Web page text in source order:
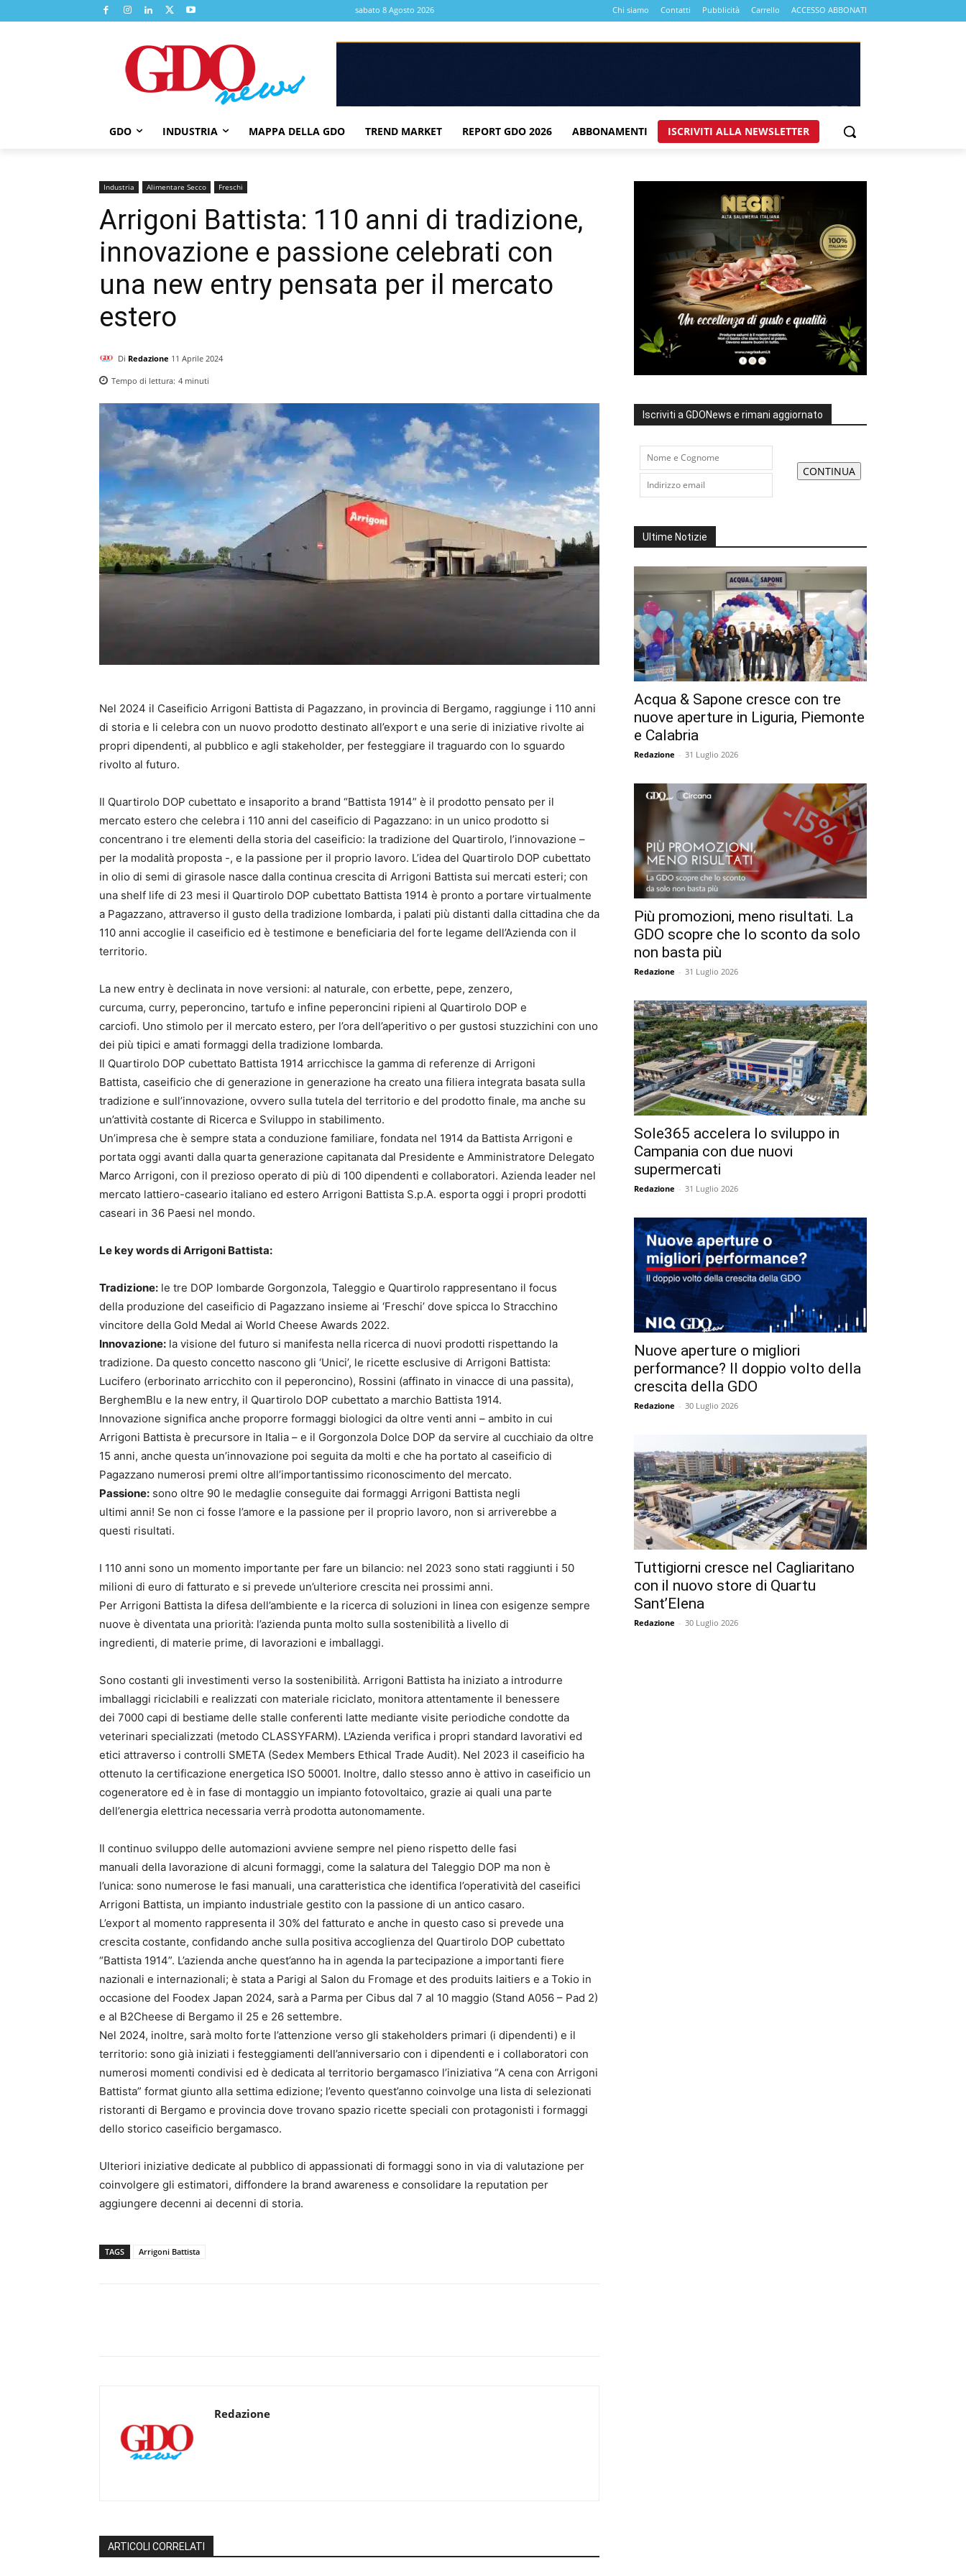
sabato 8 Agosto 2026 Chi siamo Contatti Pubblicità Carrello ACCESSO ABBONATI
GDO INDUSTRIA MAPPA DELLA GDO TREND MARKET REPORT GDO 2026 ABBONAMENTI ISCRIVITI ALLA NEWSLETTER
Industria Alimentare Secco Freschi
Arrigoni Battista: 110 anni di tradizione,
innovazione e passione celebrati con
una new entry pensata per il mercato
estero
Di Redazione 11 Aprile 2024
Tempo di lettura: 4 minuti
Nel 2024 il Caseificio Arrigoni Battista di Pagazzano, in provincia di Bergamo, raggiunge i 110 anni
di storia e li celebra con un nuovo prodotto destinato all’export e una serie di iniziative rivolte ai
propri dipendenti, al pubblico e agli stakeholder, per festeggiare il traguardo con lo sguardo
rivolto al futuro.
Il Quartirolo DOP cubettato e insaporito a brand “Battista 1914” è il prodotto pensato per il
mercato estero che celebra i 110 anni del caseificio di Pagazzano: in un unico prodotto si
concentrano i tre elementi della storia del caseificio: la tradizione del Quartirolo, l’innovazione –
per la modalità proposta -, e la passione per il proprio lavoro. L’idea del Quartirolo DOP cubettato
in olio di semi di girasole nasce dalla continua crescita di Arrigoni Battista sui mercati esteri; con
una shelf life di 23 mesi il Quartirolo DOP cubettato Battista 1914 è pronto a portare virtualmente
a Pagazzano, attraverso il gusto della tradizione lombarda, i palati più distanti dalla cittadina che da
110 anni accoglie il caseificio ed è testimone e beneficiaria del forte legame dell’Azienda con il
territorio.
La new entry è declinata in nove versioni: al naturale, con erbette, pepe, zenzero,
curcuma, curry, peperoncino, tartufo e infine peperoncini ripieni al Quartirolo DOP e
carciofi. Uno stimolo per il mercato estero, per l’ora dell’aperitivo o per gustosi stuzzichini con uno
dei più tipici e amati formaggi della tradizione lombarda.
Il Quartirolo DOP cubettato Battista 1914 arricchisce la gamma di referenze di Arrigoni
Battista, caseificio che di generazione in generazione ha creato una filiera integrata basata sulla
tradizione e sull’innovazione, ovvero sulla tutela del territorio e del prodotto finale, ma anche su
un’attività costante di Ricerca e Sviluppo in stabilimento.
Un’impresa che è sempre stata a conduzione familiare, fondata nel 1914 da Battista Arrigoni e
portata oggi avanti dalla quarta generazione capitanata dal Presidente e Amministratore Delegato
Marco Arrigoni, con il prezioso operato di più di 100 dipendenti e collaboratori. Azienda leader nel
mercato lattiero-caseario italiano ed estero Arrigoni Battista S.p.A. esporta oggi i propri prodotti
caseari in 36 Paesi nel mondo.
Le key words di Arrigoni Battista:
Tradizione: le tre DOP lombarde Gorgonzola, Taleggio e Quartirolo rappresentano il focus
della produzione del caseificio di Pagazzano insieme ai ‘Freschi’ dove spicca lo Stracchino
vincitore della Gold Medal ai World Cheese Awards 2022.
Innovazione: la visione del futuro si manifesta nella ricerca di nuovi prodotti rispettando la
tradizione. Da questo concetto nascono gli ‘Unici’, le ricette esclusive di Arrigoni Battista:
Lucifero (erborinato arricchito con il peperoncino), Rossini (affinato in vinacce di una passita),
BerghemBlu e la new entry, il Quartirolo DOP cubettato a marchio Battista 1914.
Innovazione significa anche proporre formaggi biologici da oltre venti anni – ambito in cui
Arrigoni Battista è precursore in Italia – e il Gorgonzola Dolce DOP da servire al cucchiaio da oltre
15 anni, anche questa un’innovazione poi seguita da molti e che ha portato al caseificio di
Pagazzano numerosi premi oltre all’importantissimo riconoscimento del mercato.
Passione: sono oltre 90 le medaglie conseguite dai formaggi Arrigoni Battista negli
ultimi anni! Se non ci fosse l’amore e la passione per il proprio lavoro, non si arriverebbe a
questi risultati.
I 110 anni sono un momento importante per fare un bilancio: nel 2023 sono stati raggiunti i 50
milioni di euro di fatturato e si prevede un’ulteriore crescita nei prossimi anni.
Per Arrigoni Battista la difesa dell’ambiente e la ricerca di soluzioni in linea con esigenze sempre
nuove è diventata una priorità: l’azienda punta molto sulla sostenibilità a livello di
ingredienti, di materie prime, di lavorazioni e imballaggi.
Sono costanti gli investimenti verso la sostenibilità. Arrigoni Battista ha iniziato a introdurre
imballaggi riciclabili e realizzati con materiale riciclato, monitora attentamente il benessere
dei 7000 capi di bestiame delle stalle conferenti latte mediante visite periodiche condotte da
veterinari specializzati (metodo CLASSYFARM). L’Azienda verifica i propri standard lavorativi ed
etici attraverso i controlli SMETA (Sedex Members Ethical Trade Audit). Nel 2023 il caseificio ha
ottenuto la certificazione energetica ISO 50001. Inoltre, dallo stesso anno è attivo in caseificio un
cogeneratore ed è in fase di montaggio un impianto fotovoltaico, grazie ai quali una parte
dell’energia elettrica necessaria verrà prodotta autonomamente.
Il continuo sviluppo delle automazioni avviene sempre nel pieno rispetto delle fasi
manuali della lavorazione di alcuni formaggi, come la salatura del Taleggio DOP ma non è
l’unica: sono numerose le fasi manuali, una caratteristica che identifica l’operatività del caseifici
Arrigoni Battista, un impianto industriale gestito con la passione di un antico casaro.
L’export al momento rappresenta il 30% del fatturato e anche in questo caso si prevede una
crescita costante, confidando anche sulla positiva accoglienza del Quartirolo DOP cubettato
“Battista 1914”. L’azienda anche quest’anno ha in agenda la partecipazione a importanti fiere
nazionali e internazionali; è stata a Parigi al Salon du Fromage et des produits laitiers e a Tokio in
occasione del Foodex Japan 2024, sarà a Parma per Cibus dal 7 al 10 maggio (Stand A056 – Pad 2)
e al B2Cheese di Bergamo il 25 e 26 settembre.
Nel 2024, inoltre, sarà molto forte l’attenzione verso gli stakeholders primari (i dipendenti) e il
territorio: sono già iniziati i festeggiamenti dell’anniversario con i dipendenti e i collaboratori con
numerosi momenti condivisi ed è dedicata al territorio bergamasco l’iniziativa “A cena con Arrigoni
Battista” format giunto alla settima edizione; l’evento quest’anno coinvolge una lista di selezionati
ristoranti di Bergamo e provincia dove trovano spazio ricette speciali con protagonisti i formaggi
dello storico caseificio bergamasco.
Ulteriori iniziative dedicate al pubblico di appassionati di formaggi sono in via di valutazione per
coinvolgere gli estimatori, diffondere la brand awareness e consolidare la reputation per
aggiungere decenni ai decenni di storia.
TAGS Arrigoni Battista
Redazione
ARTICOLI CORRELATI
Iscriviti a GDONews e rimani aggiornato
Ultime Notizie
Acqua & Sapone cresce con tre
nuove aperture in Liguria, Piemonte
e Calabria
Redazione - 31 Luglio 2026
Più promozioni, meno risultati. La
GDO scopre che lo sconto da solo
non basta più
Redazione - 31 Luglio 2026
Sole365 accelera lo sviluppo in
Campania con due nuovi
supermercati
Redazione - 31 Luglio 2026
Nuove aperture o migliori
performance? Il doppio volto della
crescita della GDO
Redazione - 30 Luglio 2026
Tuttigiorni cresce nel Cagliaritano
con il nuovo store di Quartu
Sant’Elena
Redazione - 30 Luglio 2026